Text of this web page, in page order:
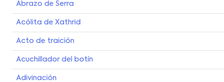
Abrazo de Serra
Acólita de Xathrid
Acto de traición
Acuchillador del botín
Adivinación